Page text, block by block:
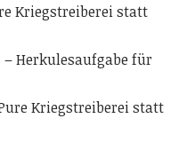
Kriegstreiberei statt
Herkulesaufgabe für
Kriegstreiberei statt